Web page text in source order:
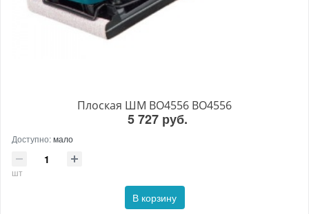
Плоская ШМ BO4556 BO4556
5 727 руб.
Доступно:мало
шт
В корзину